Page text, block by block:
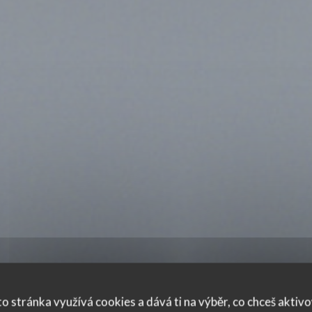
stránka využívá cookies a dává ti na výběr, co chceš